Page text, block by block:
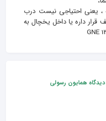
، یعنی احتیاجی نیست درب
قرار داره یا داخل یخچال به
همایون رسولی